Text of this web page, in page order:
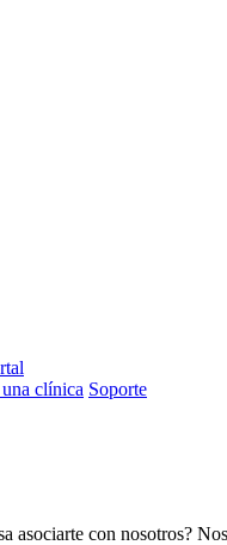
clínica Soporte
asociarte con nosotros?